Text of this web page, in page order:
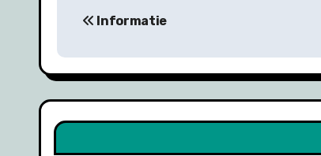
navigatie
Informatie